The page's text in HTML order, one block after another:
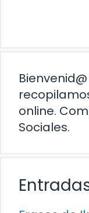
online.
Sociales.